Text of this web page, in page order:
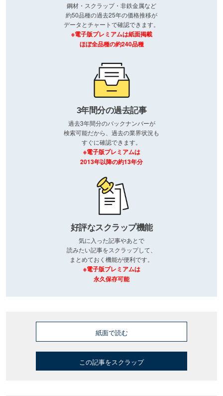
鋼材・スクラップ・非鉄金属など
約50品種の過去25年の価格推移が
データとチャートで確認できます。
※電子版プレミアムは紙面掲載
ほぼ全品種の約240品種
3年間分の過去記事
過去3年間分のバックナンバーが
検索可能だから、過去の業界状況も
すぐに確認できます。
※電子版プレミアムは
2013年以降の約13年分
好評なスクラップ機能
気に入った記事やあとで
読みたい記事をスクラップして、
まとめておく機能が便利です。
※電子版プレミアムは
永久保存可能
紙面で読む
この記事をスクラップ